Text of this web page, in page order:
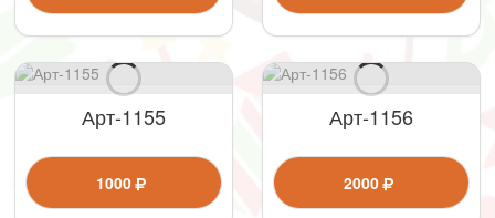
Арт-1155
1000
Арт-1156
2000